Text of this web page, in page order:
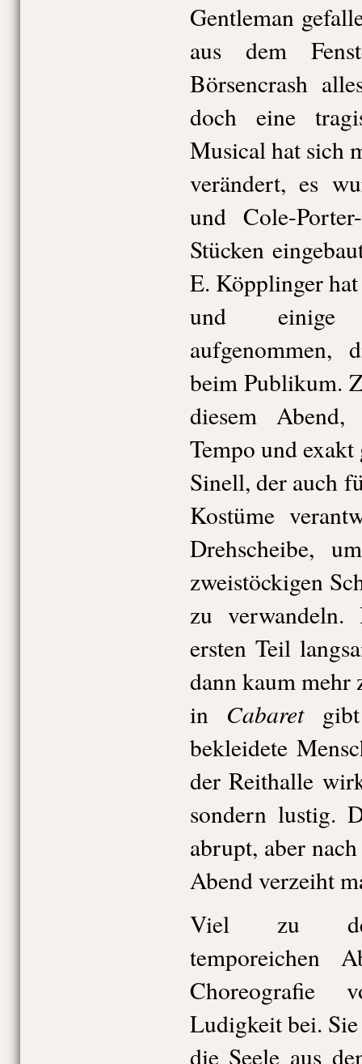
Gentleman
aus dem
Börsencrash
doch eine
Musical hat sich
verändert, es
und Cole-
Stücken
E. Köpplinger
und einige
aufgenommen,
beim Publikum.
diesem
Tempo und
Sinell, der auch
Kostüme
Drehscheibe,
zweistöckigen
zu
ersten Teil
dann kaum
in Cabaretgibt
bekleidete
der Reithalle
sondern lustig.
abrupt, aber
Abend verzeiht
Viel zu
temporeichen
Choreografie
Ludigkeit bei. Sie
die Seele aus